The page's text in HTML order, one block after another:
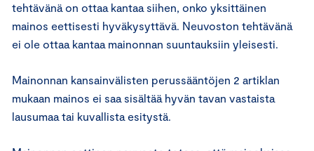
tehtävänä on ottaa kantaa siihen, onko yksittäinen
mainos eettisesti hyväkysyttävä. Neuvoston tehtävänä
ei ole ottaa kantaa mainonnan suuntauksiin yleisesti.
Mainonnan kansainvälisten perussääntöjen 2 artiklan
mukaan mainos ei saa sisältää hyvän tavan vastaista
lausumaa tai kuvallista esitystä.